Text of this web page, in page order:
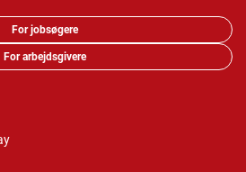
For jobsøgere
For arbejdsgivere